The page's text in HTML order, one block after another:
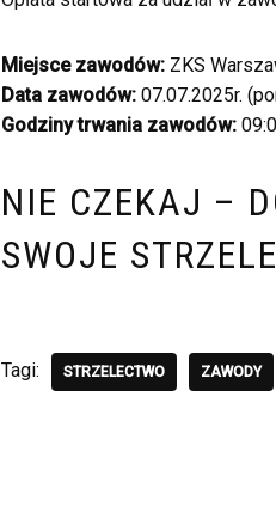
Miejsce zawodów:ZKS
Data zawodów:07.07.2025r.
Godziny trwania zawodów:
NIE CZEKAJ –
SWOJE
Tagi: STRZELECTWO ZAWODY